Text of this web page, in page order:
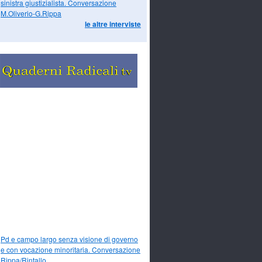
sinistra giustizialista. Conversazione
M.Oliverio-G.Rippa
le altre interviste
Pd e campo largo senza visione di governo
e con vocazione minoritaria. Conversazione